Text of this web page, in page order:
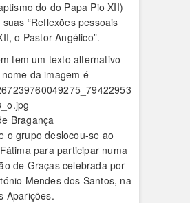
do do Papa Pio XII)
“Reflexões pessoais
o Pastor Angélico”.
Bragança
o grupo deslocou-se ao
para participar numa
de Graças celebrada por
Mendes dos Santos, na
Aparições.